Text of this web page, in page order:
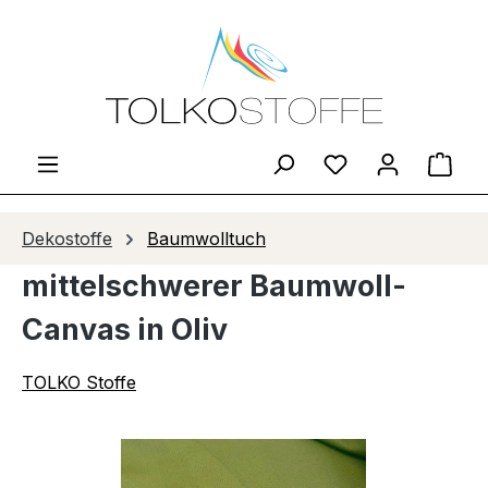
Zum Hauptinhalt springen
Du hast 0
Dekostoffe Baumwolltuch
mittelschwerer Baumwoll-
Canvas in Oliv
TOLKO Stoffe